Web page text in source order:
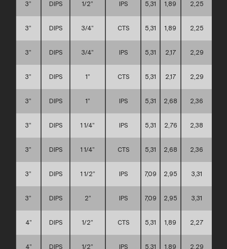
3” DIPS 1/2” IPS 5,31 1,89 2,25
3” DIPS 3/4” CTS 5,31 1,89 2,25
3” DIPS 3/4” IPS 5,31 2,17 2,29
3” DIPS 1” CTS 5,31 2,17 2,29
3” DIPS 1” IPS 5,31 2,68 2,36
3” DIPS 1 1/4” IPS 5,31 2,76 2,38
3” DIPS 1 1/4” CTS 5,31 2,68 2,36
3” DIPS 1 1/2” IPS 7,09 2,95 3,31
3” DIPS 2” IPS 7,09 2,95 3,31
4” DIPS 1/2” CTS 5,31 1,89 2,27
4” DIPS 1/2” IPS 5,31 1,89 2,29